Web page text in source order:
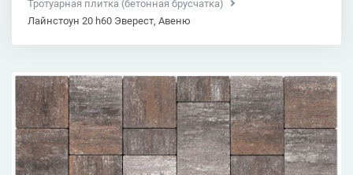
Тротуарная плитка (бетонная брусчатка)
Лайнстоун 20 h60 Эверест, Авеню